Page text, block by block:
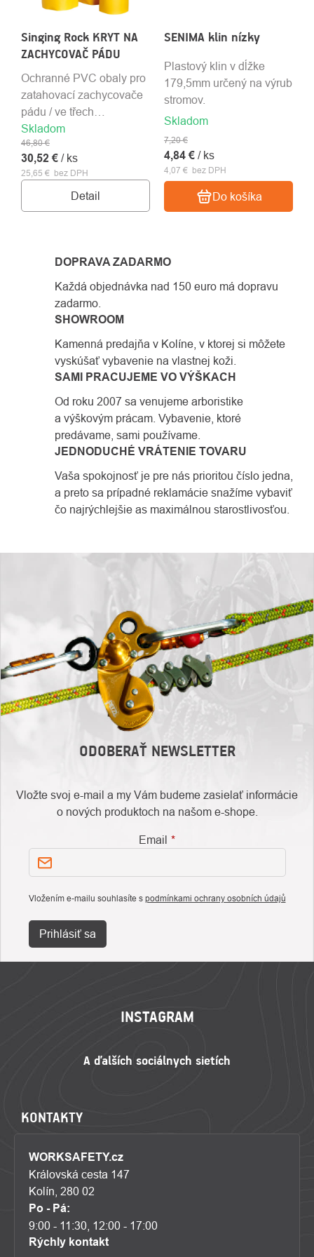
Singing Rock KRYT NA
ZACHYCOVAČ PÁDU
Skladom
25,65 € bez DPH
46,80 €
30,52 € / ks
Detail
Ochranné PVC obaly pro
zatahovací zachycovače
pádu / ve třech
velikostech
SENIMA klin nízky
Skladom
4,07 € bez DPH
7,20 €
4,84 € / ks
Do košíka
Plastový klin v dĺžke
179,5mm určený na výrub
stromov.
DOPRAVA ZADARMO
Každá objednávka nad 150 euro má dopravu
zadarmo.
SHOWROOM
Kamenná predajňa v Kolíne, v ktorej si môžete
vyskúšať vybavenie na vlastnej koži.
SAMI PRACUJEME VO VÝŠKACH
Od roku 2007 sa venujeme arboristike
a výškovým prácam. Vybavenie, ktoré
predávame, sami používame.
JEDNODUCHÉ VRÁTENIE TOVARU
Vaša spokojnosť je pre nás prioritou číslo jedna,
a preto sa prípadné reklamácie snažíme vybaviť
čo najrýchlejšie as maximálnou starostlivosťou.
ODOBERAŤ NEWSLETTER
Vložte svoj e-mail a my Vám budeme zasielať informácie
o nových produktoch na našom e-shope.
Email
Vložením e-mailu souhlasíte s podmínkami ochrany osobních údajů
Prihlásiť sa
INSTAGRAM
KONTAKTY
WORKSAFETY.cz
Královská cesta 147
Kolín, 280 02
Po - Pá:
9:00 - 11:30, 12:00 - 17:00
Rýchly kontakt